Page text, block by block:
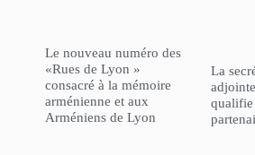
Le nouveau numéro des
«Rues de Lyon »
consacré à la mémoire
arménienne et aux
Arméniens de Lyon
La
qualifie